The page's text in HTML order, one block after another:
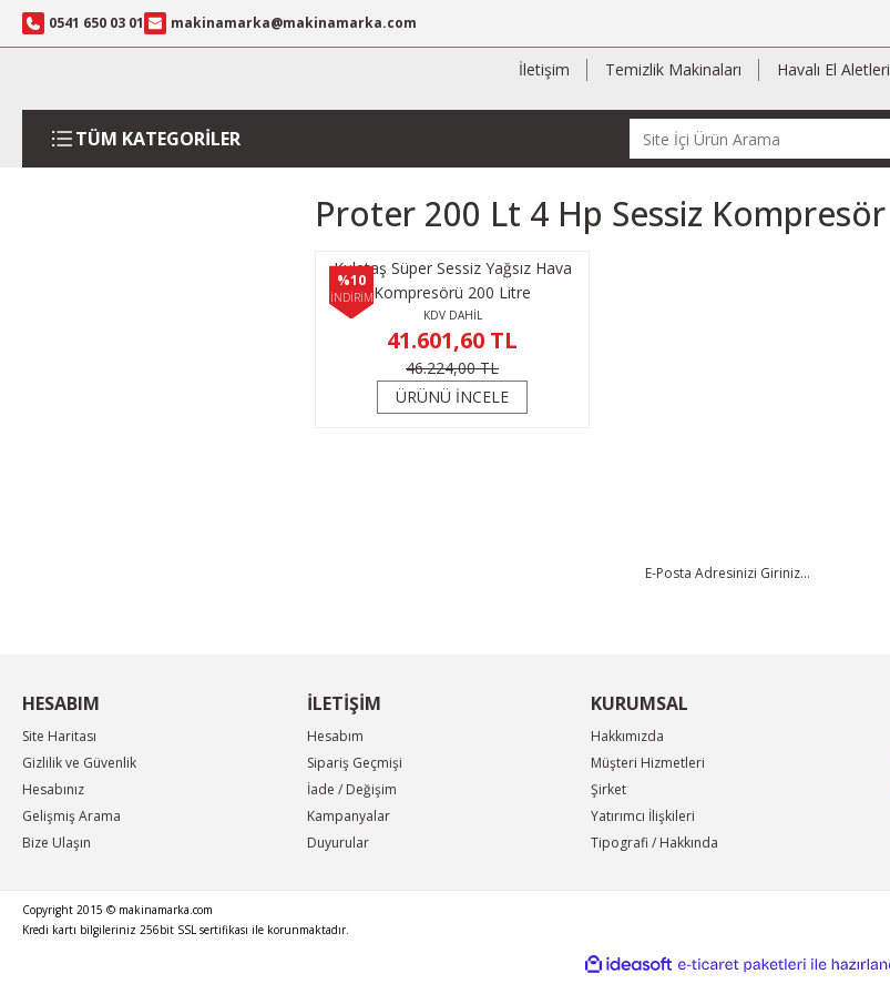
0541 650 03 01 makinamarka@makinamarka.com
İletişim Temizlik Makinaları Havalı El Aletleri
TÜM KATEGORİLER
Proter 200 Lt 4 Hp Sessiz Kompresör
%10
İNDİRİM
Kuletaş Süper Sessiz Yağsız Hava
Kompresörü 200 Litre
KDV DAHİL
41.601,60 TL
46.224,00 TL
ÜRÜNÜ İNCELE
HESABIM
Site Haritası
Gizlilik ve Güvenlik
Hesabınız
Gelişmiş Arama
Bize Ulaşın
İLETİŞİM
Hesabım
Sipariş Geçmişi
İade / Değişim
Kampanyalar
Duyurular
KURUMSAL
Hakkımızda
Müşteri Hizmetleri
Şirket
Yatırımcı İlişkileri
Tipografi / Hakkında
Copyright 2015 © makinamarka.com
Kredi kartı bilgileriniz 256bit SSL sertifikası ile korunmaktadır.
ideasoft
e-